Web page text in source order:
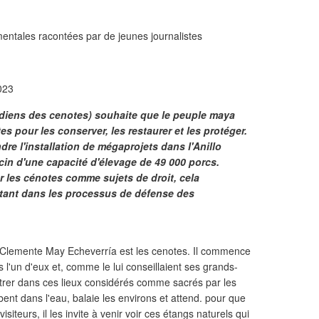
racontées par de jeunes journalistes
des cenotes) souhaite que le peuple maya
pour les conserver, les restaurer et les protéger.
l'installation de mégaprojets dans l'Anillo
d'une capacité d'élevage de 49 000 porcs.
les cénotes comme sujets de droit, cela
dans les processus de défense des
May Echeverría est les cenotes. Il commence
d'eux et, comme le lui conseillaient ses grands-
dans ces lieux considérés comme sacrés par les
dans l'eau, balaie les environs et attend. pour que
il les invite à venir voir ces étangs naturels qui